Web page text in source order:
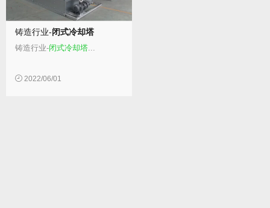
铸造行业-闭式冷却塔
铸造行业-闭式冷却塔
2022/06/01